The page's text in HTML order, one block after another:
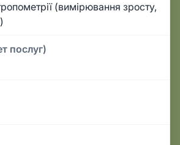
(вимірювання зросту,
послуг)